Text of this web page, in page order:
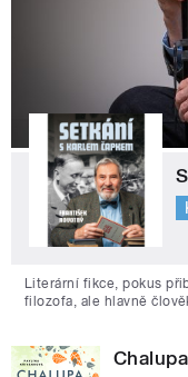
Literární fikce, pokus
filozofa, ale hlavně
Chalupa